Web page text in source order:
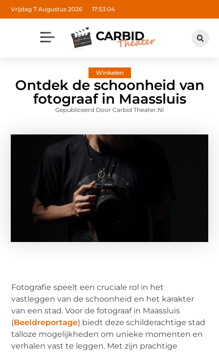
Vrijdag 7 Augustus 2026 17:53:05
Winkelen
Ontdek de schoonheid van
fotograaf in Maassluis
Gepubliceerd Door Carbid Theater.nl
Fotografie speelt een cruciale rol in het
vastleggen van de schoonheid en het karakter
van een stad. Voor de fotograaf in Maassluis
(Beeldreportage) biedt deze schilderachtige stad
talloze mogelijkheden om unieke momenten en
verhalen vast te leggen. Met zijn prachtige